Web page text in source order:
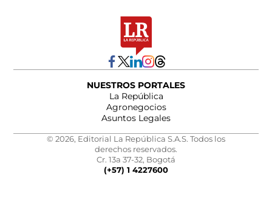
NUESTROS PORTALES
La República
Agronegocios
Asuntos Legales
© 2026, Editorial La República S.A.S. Todos los
derechos reservados.
Cr. 13a 37-32, Bogotá
(+57) 1 4227600